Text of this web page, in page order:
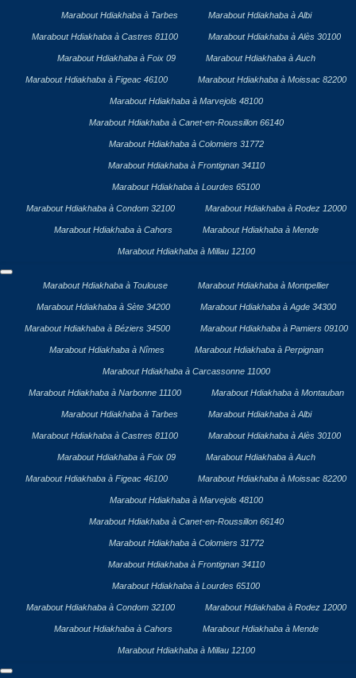
Marabout Hdiakhaba à Tarbes Marabout Hdiakhaba à Albi
Marabout Hdiakhaba à Castres 81100 Marabout Hdiakhaba à Alès 30100
Marabout Hdiakhaba à Foix 09 Marabout Hdiakhaba à Auch
Marabout Hdiakhaba à Figeac 46100 Marabout Hdiakhaba à Moissac 82200
Marabout Hdiakhaba à Marvejols 48100
Marabout Hdiakhaba à Canet-en-Roussillon 66140
Marabout Hdiakhaba à Colomiers 31772
Marabout Hdiakhaba à Frontignan 34110
Marabout Hdiakhaba à Lourdes 65100
Marabout Hdiakhaba à Condom 32100 Marabout Hdiakhaba à Rodez 12000
Marabout Hdiakhaba à Cahors Marabout Hdiakhaba à Mende
Marabout Hdiakhaba à Millau 12100
Marabout Hdiakhaba à Toulouse Marabout Hdiakhaba à Montpellier
Marabout Hdiakhaba à Sète 34200 Marabout Hdiakhaba à Agde 34300
Marabout Hdiakhaba à Béziers 34500 Marabout Hdiakhaba à Pamiers 09100
Marabout Hdiakhaba à Nîmes Marabout Hdiakhaba à Perpignan
Marabout Hdiakhaba à Carcassonne 11000
Marabout Hdiakhaba à Narbonne 11100 Marabout Hdiakhaba à Montauban
Marabout Hdiakhaba à Tarbes Marabout Hdiakhaba à Albi
Marabout Hdiakhaba à Castres 81100 Marabout Hdiakhaba à Alès 30100
Marabout Hdiakhaba à Foix 09 Marabout Hdiakhaba à Auch
Marabout Hdiakhaba à Figeac 46100 Marabout Hdiakhaba à Moissac 82200
Marabout Hdiakhaba à Marvejols 48100
Marabout Hdiakhaba à Canet-en-Roussillon 66140
Marabout Hdiakhaba à Colomiers 31772
Marabout Hdiakhaba à Frontignan 34110
Marabout Hdiakhaba à Lourdes 65100
Marabout Hdiakhaba à Condom 32100 Marabout Hdiakhaba à Rodez 12000
Marabout Hdiakhaba à Cahors Marabout Hdiakhaba à Mende
Marabout Hdiakhaba à Millau 12100